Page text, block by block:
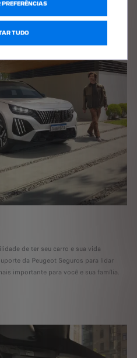
de ter seu carro e sua vida
da Peugeot Seguros para lidar
importante para você e sua família.
PREFERÊNCIAS
TUDO